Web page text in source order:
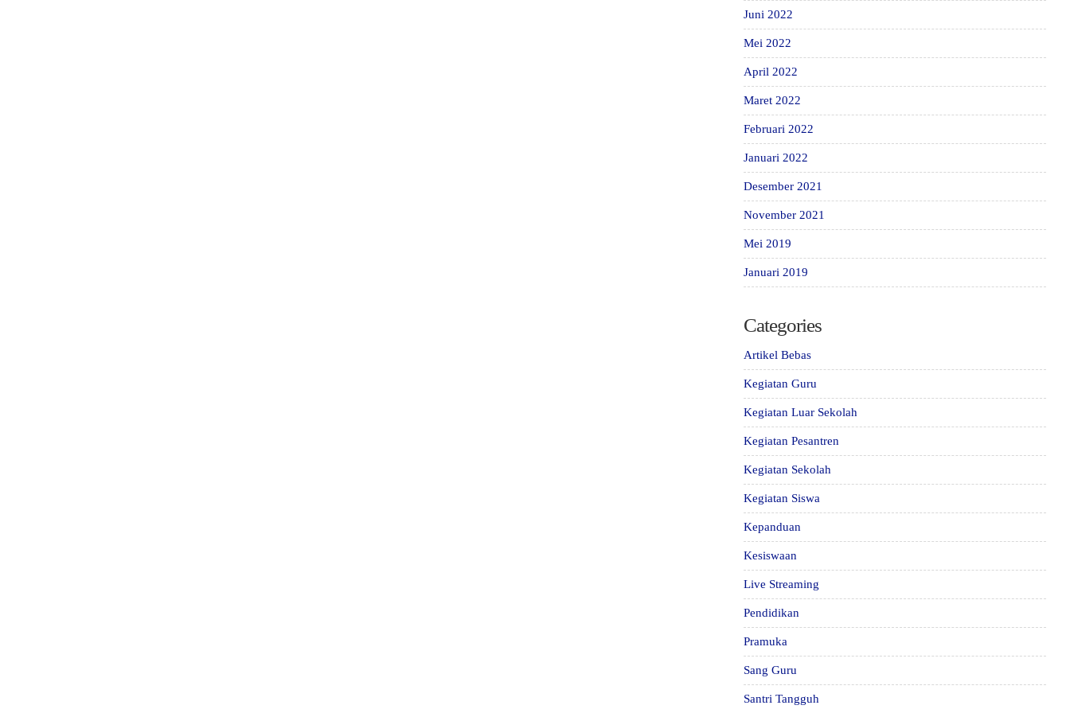
Juni 2022
Mei 2022
April 2022
Maret 2022
Februari 2022
Januari 2022
Desember 2021
November 2021
Mei 2019
Januari 2019
Categories
Artikel Bebas
Kegiatan Guru
Kegiatan Luar Sekolah
Kegiatan Pesantren
Kegiatan Sekolah
Kegiatan Siswa
Kepanduan
Kesiswaan
Live Streaming
Pendidikan
Pramuka
Sang Guru
Santri Tangguh